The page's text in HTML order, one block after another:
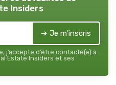
Insiders
➔ Je m'inscris
j’accepte d’être contacté(e) à
Estate Insiders et ses